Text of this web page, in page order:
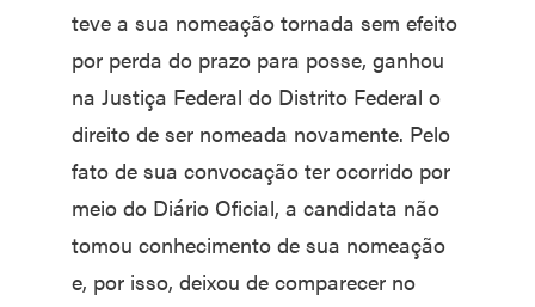
teve a sua nomeação tornada sem efeito
por perda do prazo para posse, ganhou
na Justiça Federal do Distrito Federal o
direito de ser nomeada novamente. Pelo
fato de sua convocação ter ocorrido por
meio do Diário Oficial, a candidata não
tomou conhecimento de sua nomeação
e, por isso, deixou de comparecer no